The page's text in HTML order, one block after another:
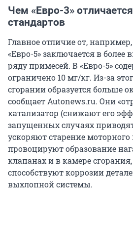
Чем «Евро-3»
стандартов
Главное отличие от, например,
«Евро-5» заключается в более
ряду примесей. В «Евро-5»
ограничено 10 мг/кг. Из-за
сгорании образуется больше
сообщает Autonews.ru. Они
катализатор (снижают его
запущенных случаях
ускоряют старение моторного
провоцируют образование
клапанах и в камере
способствуют коррозии
выхлопной системы.